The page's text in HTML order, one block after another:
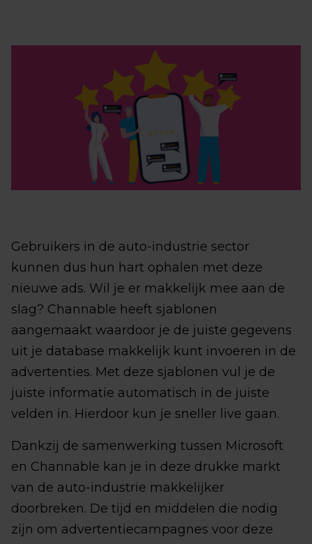
Gebruikers in de auto-industrie sector
kunnen dus hun hart ophalen met deze
nieuwe ads. Wil je er makkelijk mee aan de
slag? Channable heeft sjablonen
aangemaakt waardoor je de juiste gegevens
uit je database makkelijk kunt invoeren in de
advertenties. Met deze sjablonen vul je de
juiste informatie automatisch in de juiste
velden in. Hierdoor kun je sneller live gaan.
Dankzij de samenwerking tussen Microsoft
en Channable kan je in deze drukke markt
van de auto-industrie makkelijker
doorbreken. De tijd en middelen die nodig
zijn om advertentiecampagnes voor deze